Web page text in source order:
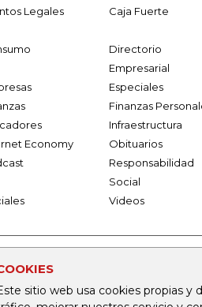
sitio web usa cookies propias y
Legales
Caja Fuerte
Directorio
Empresarial
Especiales
Finanzas
Infraestructura
Economy
Obituarios
Responsabilidad
Social
Videos
empresas.larepublica.co
canalrcn.com